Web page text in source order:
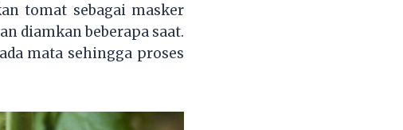
tomat sebagai masker
diamkan beberapa saat.
mata sehingga proses